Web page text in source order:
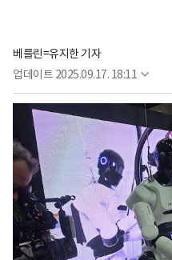
베를린=유지한 기자
업데이트 2025.09.17. 18:11